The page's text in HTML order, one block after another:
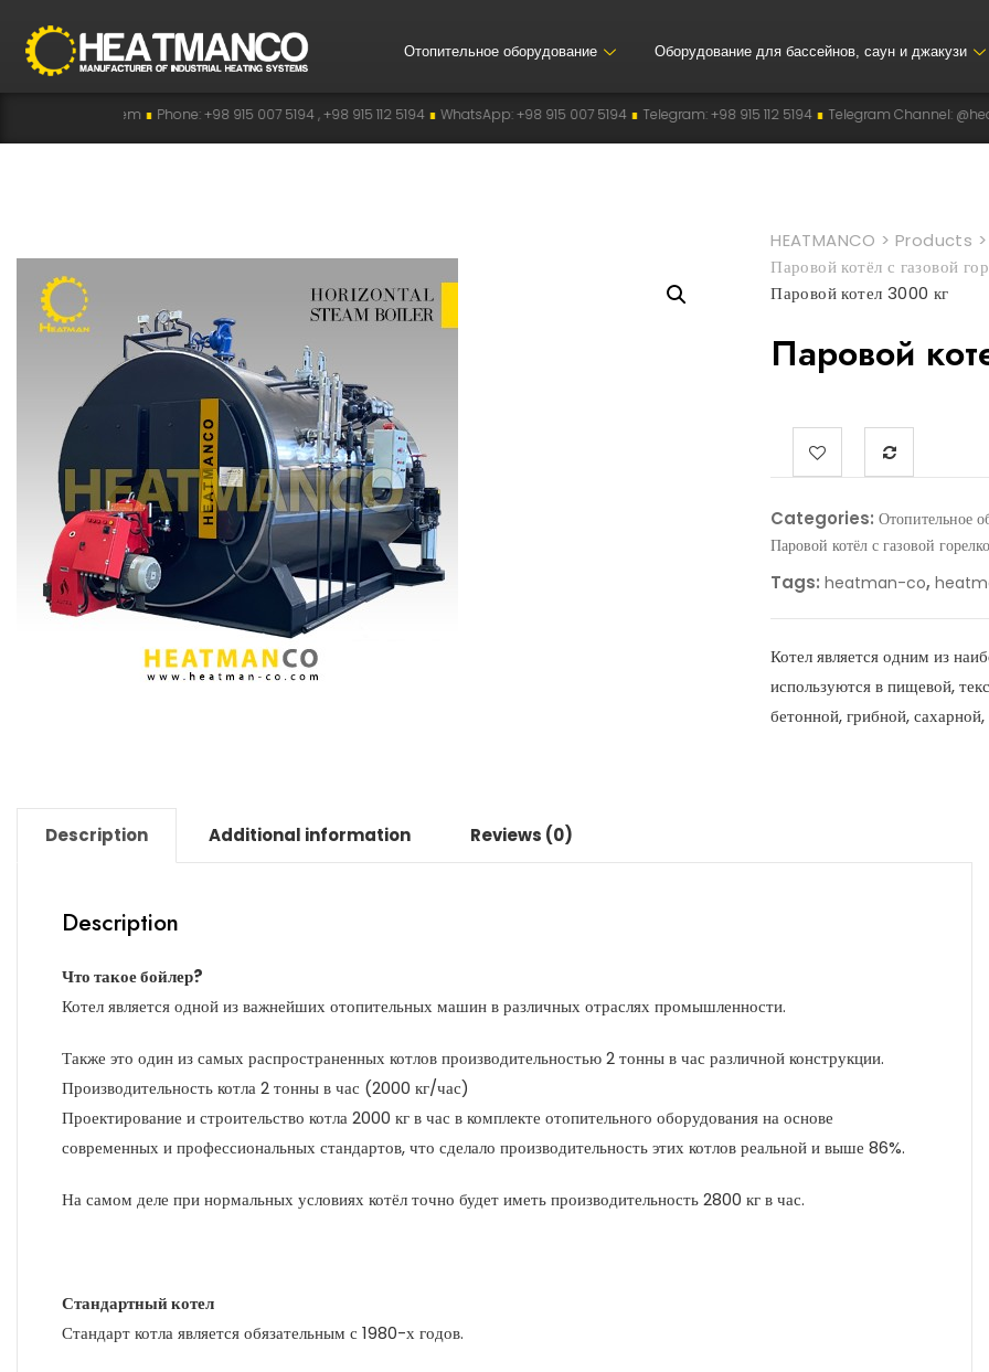
Отопительное оборудование Оборудование для бассейнов, саун и джакузи
+98 915 007 5194 , +98 915 112 5194∎ WhatsApp: +98 915 007 5194∎Telegram: +98 915 112 5194 ∎ Telegram Channel: @heatmanco∎Instagram:
HEATMANCO >Products
Паровой котёл с газовой
Паровой котел 3000 кг
Паровой
Categories:Отопительное
Паровой котёл с газовой
Tags:heatman-co,
Котел является одним из
используются в пищевой,
бетонной, грибной,
Description Additional information Reviews (0)
Description
Что такое бойлер?
Котел является одной из важнейших отопительных машин в различных отраслях промышленности.
Также это один из самых распространенных котлов производительностью 2 тонны в час различной конструкции.
Производительность котла 2 тонны в час (2000 кг/час)
Проектирование и строительство котла 2000 кг в час в комплекте отопительного оборудования на основе
современных и профессиональных стандартов, что сделало производительность этих котлов реальной и выше 86%.
На самом деле при нормальных условиях котёл точно будет иметь производительность 2800 кг в час.
Стандартный котел
Стандарт котла является обязательным с 1980-х годов.